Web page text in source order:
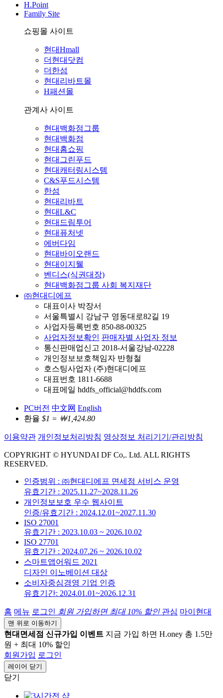
H.Point
Family Site
쇼핑몰 사이트
현대Hmall
더현대닷컴
더한섬
현대리바트몰
H패션몰
관계사 사이트
현대백화점그룹
현대백화점
현대홈쇼핑
현대그린푸드
현대캐터링시스템
C&S푸드시스템
한섬
현대리바트
현대L&C
현대드림투어
현대퓨처넷
에버다임
현대바이오랜드
현대이지웰
벤디스(식권대장)
현대백화점그룹 사회 복지재단
㈜현대디에프
대표이사 박장서
서울특별시 강남구 영동대로82길 19
사업자등록번호 850-88-00325
사업자정보확인 판매자별 사업자 정보
통신판매업신고 2018-서울강남-02228
개인정보보호책임자 반형철
호스팅사업자 (주)현대디에프
대표번호 1811-6688
대표메일 hddfs_official@hddfs.com
PC버전 中文网 English
환율 $1 = ￦1,424.80
이용약관 개인정보처리방침 영상정보 처리기기/관리방침
COPYRIGHT © HYUNDAI DF Co,. Ltd. ALL RIGHTS
RESERVED.
인증범위 : ㈜현대디에프 면세점 서비스 운영
유효기간 : 2025.11.27~2028.11.26
개인정보보호 우수 웹사이트
인증/유효기간 : 2024.12.01~2027.11.30
ISO 27001
유효기간 : 2023.10.03 ~ 2026.10.02
ISO 27701
유효기간 : 2024.07.26 ~ 2026.10.02
스마트앱어워드 2021
디자인 이노베이션 대상
소비자중심경영 기업 인증
유효기간: 2024.01.01~2026.12.31
홈 메뉴 로그인 회원 가입하면 최대 10% 할인 관심 마이현대
맨 위로 이동하기
현대면세점 신규가입 이벤트 지금 가입 하면 H.oney 총 1.5만
원 + 최대 10% 할인
회원가입 로그인
레이어 닫기
닫기